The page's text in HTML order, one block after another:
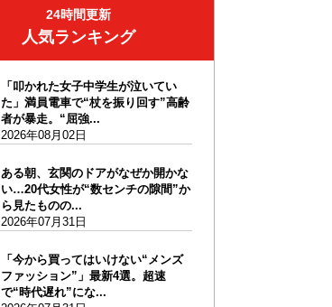
24時間更新
人気ランキング
「叩かれた女子中学生が泣いてい
た」満員電車で“杖を振り回す”高齢
者が暴走。“屈強...
2026年08月02日
ある朝、玄関のドアがなぜか開かな
い…20代女性が“数センチの隙間”か
ら見たものの...
2026年07月31日
「今から買ってはいけない“メンズ
ファッション”」最新4選。超速
で“時代遅れ”にな...